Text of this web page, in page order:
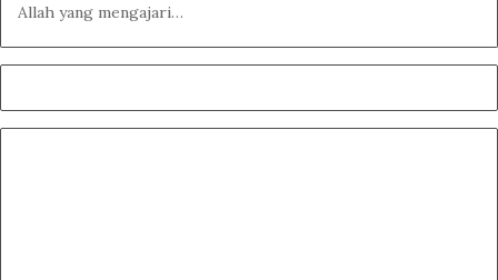
Allah yang mengajari…